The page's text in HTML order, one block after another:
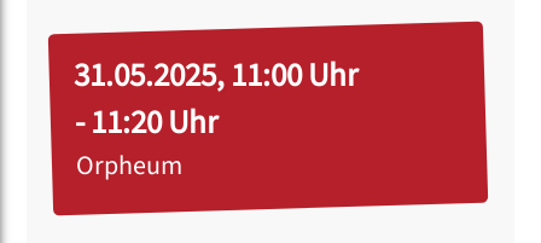
31.05.2025, 11:00 Uhr
- 11:20 Uhr
Orpheum